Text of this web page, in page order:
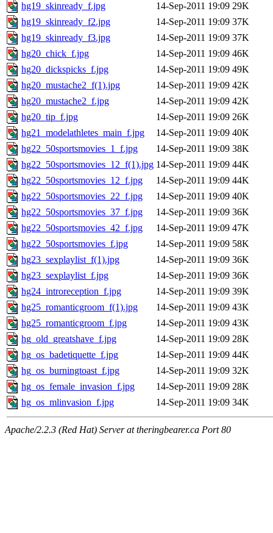
hg19_skinready_f.jpg
14-Sep-2011 19:09 29K
hg19_skinready_f2.jpg
14-Sep-2011 19:09 37K
hg19_skinready_f3.jpg
14-Sep-2011 19:09 37K
hg20_chick_f.jpg
14-Sep-2011 19:09 46K
hg20_dickspicks_f.jpg
14-Sep-2011 19:09 49K
hg20_mustache2_f(1).jpg
14-Sep-2011 19:09 42K
hg20_mustache2_f.jpg
14-Sep-2011 19:09 42K
hg20_tip_f.jpg
14-Sep-2011 19:09 26K
hg21_modelathletes_main_f.jpg
14-Sep-2011 19:09 40K
hg22_50sportsmovies_1_f.jpg
14-Sep-2011 19:09 38K
hg22_50sportsmovies_12_f(1).jpg 14-Sep-2011 19:09 44K
hg22_50sportsmovies_12_f.jpg
14-Sep-2011 19:09 44K
hg22_50sportsmovies_22_f.jpg
14-Sep-2011 19:09 40K
hg22_50sportsmovies_37_f.jpg
14-Sep-2011 19:09 36K
hg22_50sportsmovies_42_f.jpg
14-Sep-2011 19:09 47K
hg22_50sportsmovies_f.jpg
14-Sep-2011 19:09 58K
hg23_sexplaylist_f(1).jpg
14-Sep-2011 19:09 36K
hg23_sexplaylist_f.jpg
14-Sep-2011 19:09 36K
hg24_introreception_f.jpg
14-Sep-2011 19:09 39K
hg25_romanticgroom_f(1).jpg
14-Sep-2011 19:09 43K
hg25_romanticgroom_f.jpg
14-Sep-2011 19:09 43K
hg_old_greatshave_f.jpg
14-Sep-2011 19:09 28K
hg_os_badetiquette_f.jpg
14-Sep-2011 19:09 44K
hg_os_burningtoast_f.jpg
14-Sep-2011 19:09 32K
hg_os_female_invasion_f.jpg
14-Sep-2011 19:09 28K
hg_os_mlinvasion_f.jpg
14-Sep-2011 19:09 34K
Apache/2.2.3 (Red Hat) Server at theringbearer.ca Port 80